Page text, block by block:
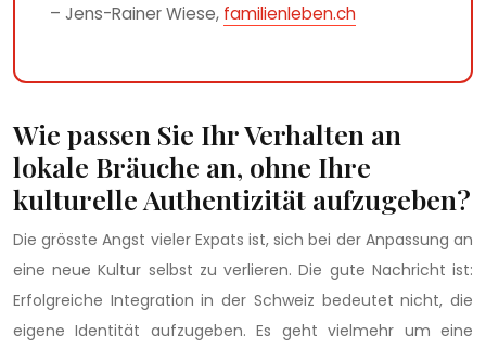
– Jens-Rainer Wiese, familienleben.ch
Wie passen Sie Ihr Verhalten an
lokale Bräuche an, ohne Ihre
kulturelle Authentizität aufzugeben?
Die grösste Angst vieler Expats ist, sich bei der Anpassung an
eine neue Kultur selbst zu verlieren. Die gute Nachricht ist:
Erfolgreiche Integration in der Schweiz bedeutet nicht, die
eigene Identität aufzugeben. Es geht vielmehr um eine